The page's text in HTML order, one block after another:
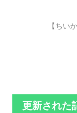
【ちい
更新された